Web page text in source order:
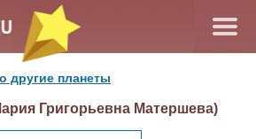
другие планеты
Григорьевна Матершева)